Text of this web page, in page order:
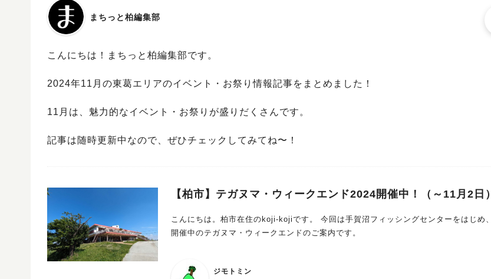
まちっと柏編集部
こんにちは！まちっと柏編集部です。
2024年11月の東葛エリアのイベント・お祭り情報記事をまとめました！
11月は、魅力的なイベント・お祭りが盛りだくさんです。
記事は随時更新中なので、ぜひチェックしてみてね〜！
【柏市】テガヌマ・ウィークエンド2024開催中！（～11月2日）
こんにちは。柏市在住のkoji-kojiです。 今回は手賀沼フィッシングセンターをはじめ、手賀沼周辺で
開催中のテガヌマ・ウィークエンドのご案内です。
ジモトミン